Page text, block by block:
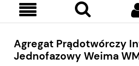
Agregat Prądotwórczy
Jednofazowy Weima